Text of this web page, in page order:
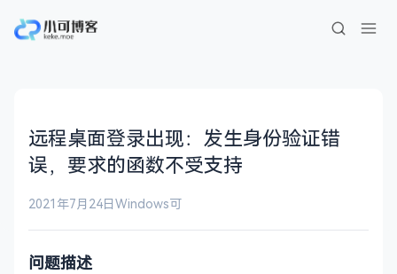
远程桌面登录出现：发生身份验证错
误，要求的函数不受支持
2021年7月24日Windows可
问题描述